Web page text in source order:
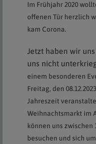
Im Frühjahr 2020
offenen Tür herzlich
kam Corona.
Jetzt haben wir
uns nicht
einem besonderen
Freitag, den
Jahreszeit
Weihnachtsmarkt im
können uns zwischen
besuchen und sich